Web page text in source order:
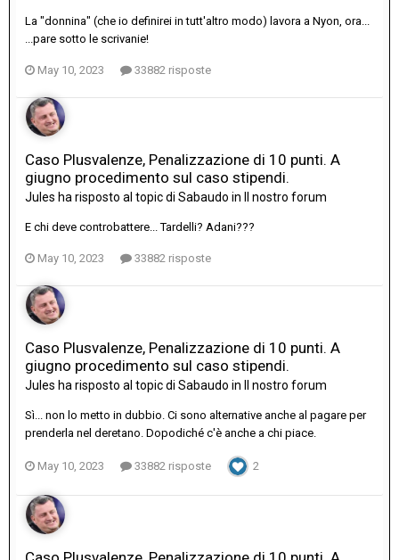
La "donnina" (che io definirei in tutt'altro modo) lavora a Nyon, ora...
...pare sotto le scrivanie!
May 10, 2023 33882 risposte
Caso Plusvalenze, Penalizzazione di 10 punti. A
giugno procedimento sul caso stipendi.
Jules ha risposto al topic di Sabaudo in Il nostro forum
E chi deve controbattere... Tardelli? Adani???
May 10, 2023 33882 risposte
Caso Plusvalenze, Penalizzazione di 10 punti. A
giugno procedimento sul caso stipendi.
Jules ha risposto al topic di Sabaudo in Il nostro forum
Sì... non lo metto in dubbio. Ci sono alternative anche al pagare per
prenderla nel deretano. Dopodiché c'è anche a chi piace.
May 10, 2023 33882 risposte 2